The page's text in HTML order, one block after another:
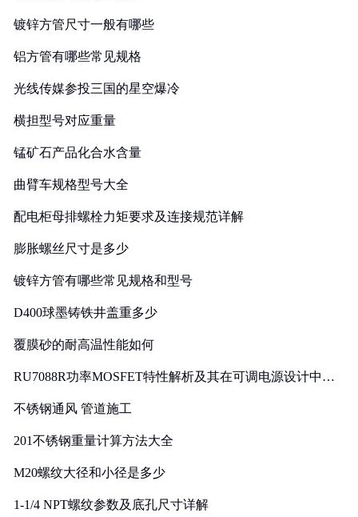
镀锌方管尺寸一般有哪些
铝方管有哪些常见规格
光线传媒参投三国的星空爆冷
横担型号对应重量
锰矿石产品化合水含量
曲臂车规格型号大全
配电柜母排螺栓力矩要求及连接规范详解
膨胀螺丝尺寸是多少
镀锌方管有哪些常见规格和型号
D400球墨铸铁井盖重多少
覆膜砂的耐高温性能如何
RU7088R功率MOSFET特性解析及其在可调电源设计中的
不锈钢通风 管道施工
201不锈钢重量计算方法大全
M20螺纹大径和小径是多少
1-1/4 NPT螺纹参数及底孔尺寸详解